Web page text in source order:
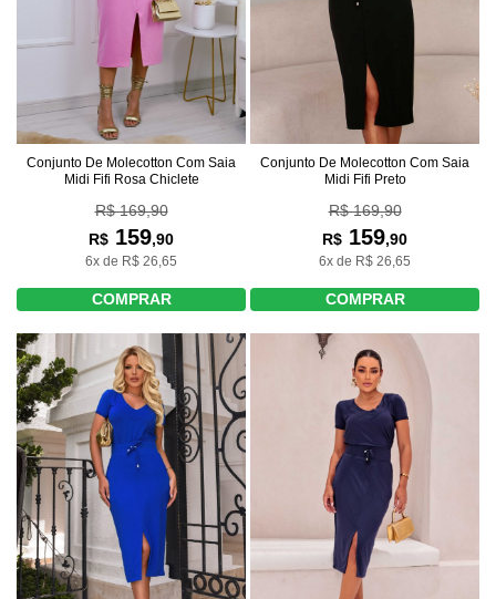
Conjunto De Molecotton Com Saia
Midi Fifi Rosa Chiclete
R$ 169,90
R$ 159,90
6x de R$ 26,65
COMPRAR
Conjunto De Molecotton Com Saia
Midi Fifi Preto
R$ 169,90
R$ 159,90
6x de R$ 26,65
COMPRAR